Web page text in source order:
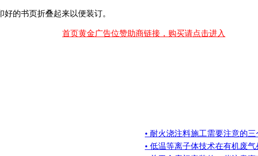
的书页折叠起来以便装订。
首页黄金广告位赞助商链接，购买请点击进入
• 耐火浇注料施工需要注意的三
• 低温等离子体技术在有机废气